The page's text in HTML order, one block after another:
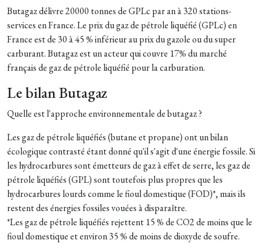
Butagaz délivre 20000 tonnes de GPLc par an à 320 stations-
services en France. Le prix du gaz de pétrole liquéfié (GPLc) en
France est de 30 à 45 % inférieur au prix du gazole ou du super
carburant. Butagaz est un acteur qui couvre 17% du marché
français de gaz de pétrole liquéfié pour la carburation.
Le bilan Butagaz
Quelle est l'approche environnementale de butagaz ?
Les gaz de pétrole liquéfiés (butane et propane) ont un bilan
écologique contrasté étant donné qu'il s'agit d'une énergie fossile. Si
les hydrocarbures sont émetteurs de gaz à effet de serre, les gaz de
pétrole liquéfiés (GPL) sont toutefois plus propres que les
hydrocarbures lourds comme le fioul domestique (FOD)*, mais ils
restent des énergies fossiles vouées à disparaître.
*Les gaz de pétrole liquéfiés rejettent 15 % de CO2 de moins que le
fioul domestique et environ 35 % de moins de dioxyde de soufre.